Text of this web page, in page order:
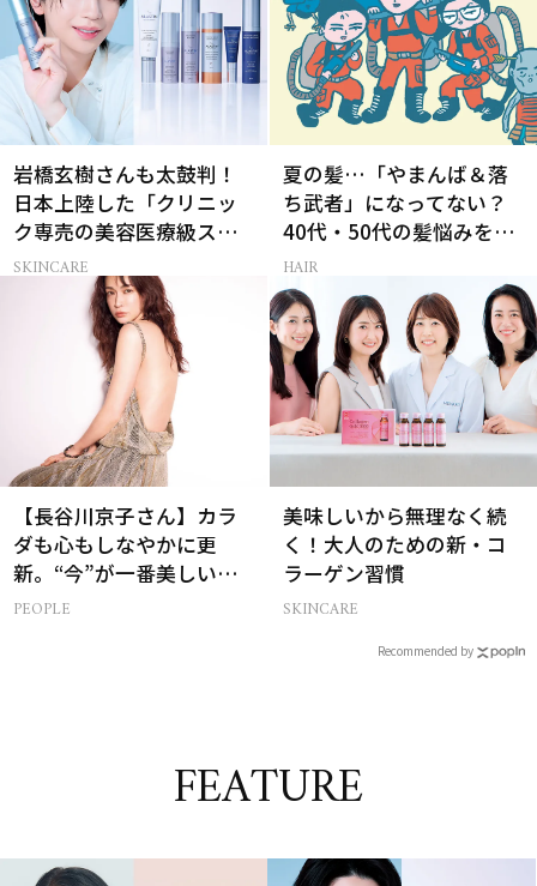
岩橋玄樹さんも太鼓判！
日本上陸した「クリニッ
ク専売の美容医療級スキ
ンケア」
SKINCARE
夏の髪…「やまんば＆落
ち武者」になってない？
40代・50代の髪悩みをレ
スキューする裏ワザ
HAIR
【長谷川京子さん】カラ
ダも心もしなやかに更
新。“今”が一番美しい
［特別画像集］
PEOPLE
美味しいから無理なく続
く！大人のための新・コ
ラーゲン習慣
SKINCARE
Recommended by
FEATURE